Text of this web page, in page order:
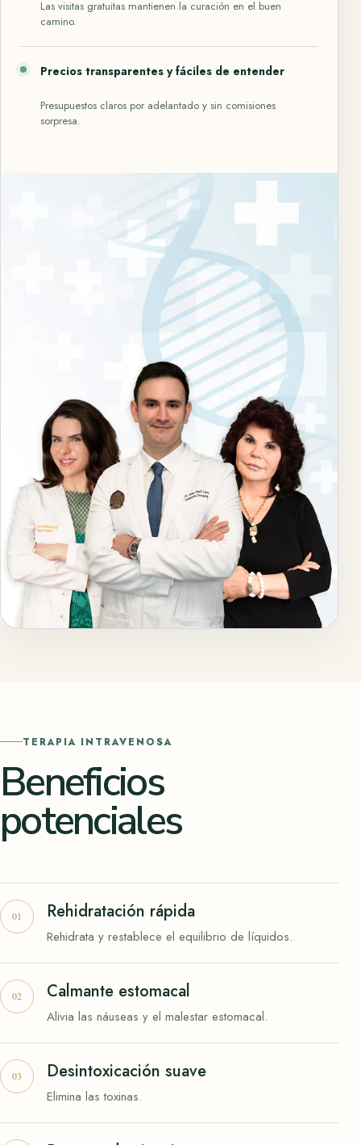
Las visitas gratuitas mantienen la curación en el buen
camino.
Precios transparentes y fáciles de entender
Presupuestos claros por adelantado y sin comisiones
sorpresa.
TERAPIA INTRAVENOSA
Beneficios
potenciales
Rehidratación rápida
Rehidrata y restablece el equilibrio de líquidos.
Calmante estomacal
Alivia las náuseas y el malestar estomacal.
Desintoxicación suave
Elimina las toxinas.